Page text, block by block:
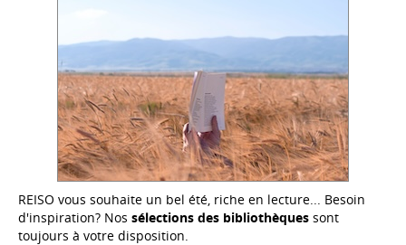
REISO vous souhaite un bel été, riche en lecture... Besoin
d'inspiration? Nos sélections des bibliothèques sont
toujours à votre disposition.